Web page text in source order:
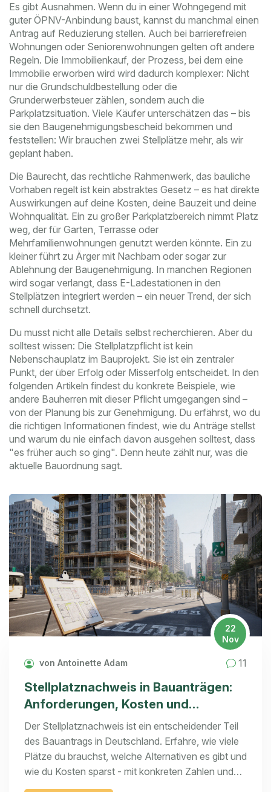
Es gibt Ausnahmen. Wenn du in einer Wohngegend mit
guter ÖPNV-Anbindung baust, kannst du manchmal einen
Antrag auf Reduzierung stellen. Auch bei barrierefreien
Wohnungen oder Seniorenwohnungen gelten oft andere
Regeln. Die Immobilienkauf, der Prozess, bei dem eine
Immobilie erworben wird wird dadurch komplexer: Nicht
nur die Grundschuldbestellung oder die
Grunderwerbsteuer zählen, sondern auch die
Parkplatzsituation. Viele Käufer unterschätzen das – bis
sie den Baugenehmigungsbescheid bekommen und
feststellen: Wir brauchen zwei Stellplätze mehr, als wir
geplant haben.
Die Baurecht, das rechtliche Rahmenwerk, das bauliche
Vorhaben regelt ist kein abstraktes Gesetz – es hat direkte
Auswirkungen auf deine Kosten, deine Bauzeit und deine
Wohnqualität. Ein zu großer Parkplatzbereich nimmt Platz
weg, der für Garten, Terrasse oder
Mehrfamilienwohnungen genutzt werden könnte. Ein zu
kleiner führt zu Ärger mit Nachbarn oder sogar zur
Ablehnung der Baugenehmigung. In manchen Regionen
wird sogar verlangt, dass E-Ladestationen in den
Stellplätzen integriert werden – ein neuer Trend, der sich
schnell durchsetzt.
Du musst nicht alle Details selbst recherchieren. Aber du
solltest wissen: Die Stellplatzpflicht ist kein
Nebenschauplatz im Bauprojekt. Sie ist ein zentraler
Punkt, der über Erfolg oder Misserfolg entscheidet. In den
folgenden Artikeln findest du konkrete Beispiele, wie
andere Bauherren mit dieser Pflicht umgegangen sind –
von der Planung bis zur Genehmigung. Du erfährst, wo du
die richtigen Informationen findest, wie du Anträge stellst
und warum du nie einfach davon ausgehen solltest, dass
"es früher auch so ging". Denn heute zählt nur, was die
aktuelle Bauordnung sagt.
22
Nov
von Antoinette Adam 11
Stellplatznachweis in Bauanträgen:
Anforderungen, Kosten und
Alternativen 2025
Der Stellplatznachweis ist ein entscheidender Teil
des Bauantrags in Deutschland. Erfahre, wie viele
Plätze du brauchst, welche Alternativen es gibt und
wie du Kosten sparst - mit konkreten Zahlen und
aktuellen Regeln für 2025.